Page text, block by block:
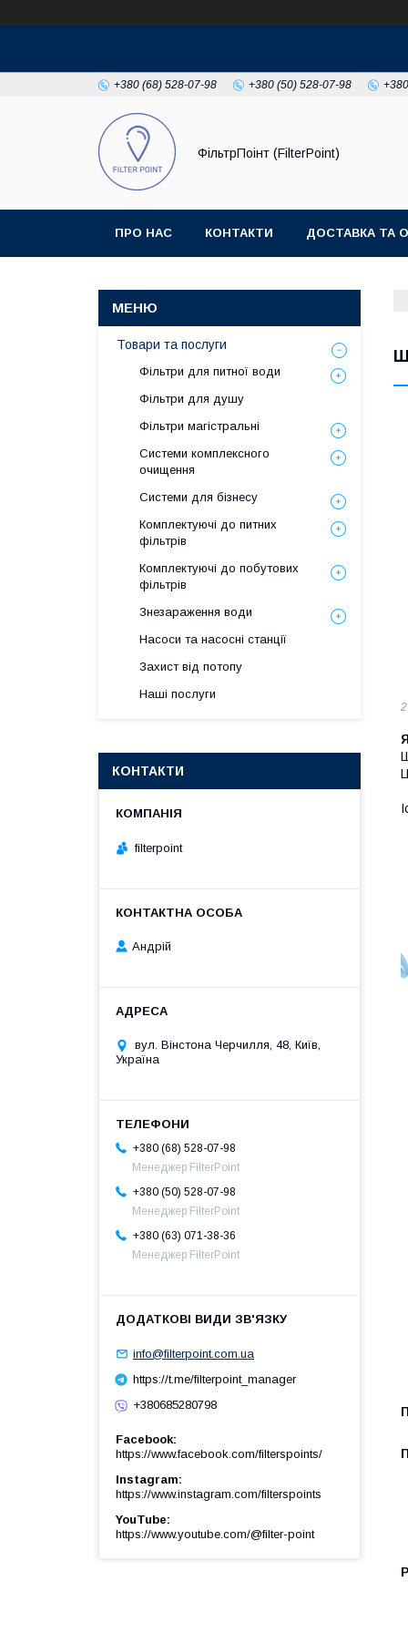
+380 (68) 528-07-98 +380 (50) 528-07-98
ФільтрПоінт (FilterPoint)
ПРО НАС КОНТАКТИ ДОСТАВКА ТА
Товари та послуги
Фільтри для питної води
Фільтри для душу
Фільтри магістральні
Системи комплексного
очищення
Системи для бізнесу
Комплектуючі до питних
фільтрів
Комплектуючі до побутових
фільтрів
Знезараження води
Насоси та насосні станції
Захист від потопу
Наші послуги
КОНТАКТИ
filterpoint
Андрій
вул. Вінстона Черчилля, 48, Київ,
Україна
+380 (68) 528-07-98
Менеджер FilterPoint
+380 (50) 528-07-98
Менеджер FilterPoint
+380 (63) 071-38-36
Менеджер FilterPoint
info@filterpoint.com.ua
https://t.me/filterpoint_manager
+380685280798
Facebook
https://www.facebook.com/filterspoints/
Instagram
https://www.instagram.com/filterspoints
YouTube
https://www.youtube.com/@filter-point